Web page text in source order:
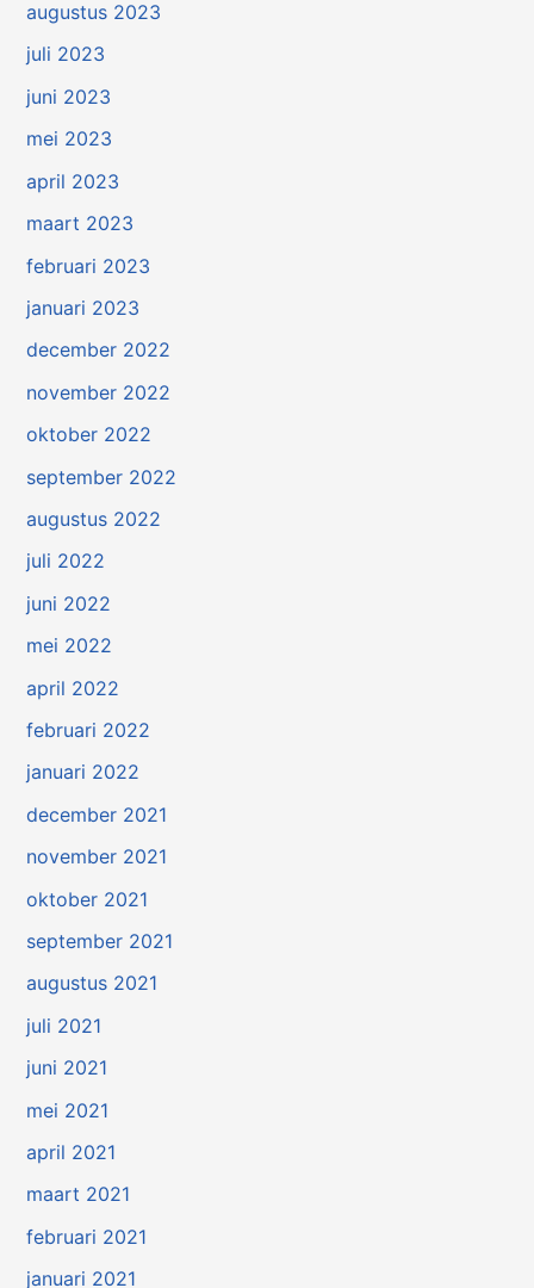
augustus 2023
juli 2023
juni 2023
mei 2023
april 2023
maart 2023
februari 2023
januari 2023
december 2022
november 2022
oktober 2022
september 2022
augustus 2022
juli 2022
juni 2022
mei 2022
april 2022
februari 2022
januari 2022
december 2021
november 2021
oktober 2021
september 2021
augustus 2021
juli 2021
juni 2021
mei 2021
april 2021
maart 2021
februari 2021
januari 2021